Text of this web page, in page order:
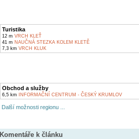
Turistika
12 m VRCH KLEŤ
41 m NAUČNÁ STEZKA KOLEM KLETĚ
7,3 km VRCH KLUK
Obchod a služby
6,5 km INFORMAČNÍ CENTRUM - ČESKÝ KRUMLOV
Další možnosti regionu ...
Komentáře k článku